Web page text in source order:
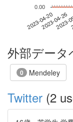
2023-04-202023-04-26
2023-
0.00
外部データ
0 Mendeley
Twitter (2